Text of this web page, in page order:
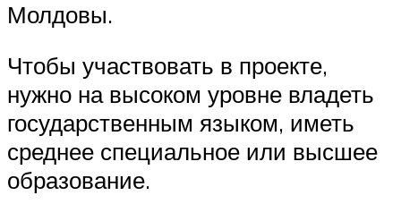
Молдовы.
Чтобы участвовать в проекте,
нужно на высоком уровне владеть
государственным языком, иметь
среднее специальное или высшее
образование.